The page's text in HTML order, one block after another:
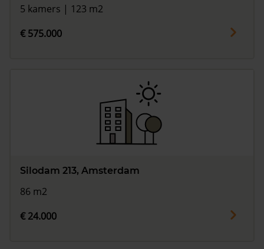
5 kamers | 123 m2
€ 575.000
Silodam 213, Amsterdam
86 m2
€ 24.000